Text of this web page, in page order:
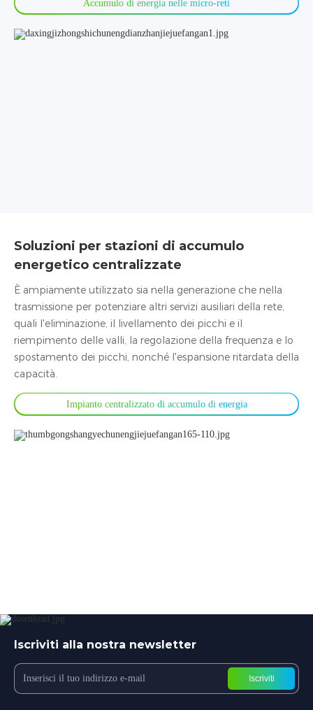
Accumulo di energia nelle micro-reti
Soluzioni per stazioni di accumulo
energetico centralizzate
È ampiamente utilizzato sia nella generazione che nella
trasmissione per potenziare altri servizi ausiliari della rete,
quali l'eliminazione, il livellamento dei picchi e il
riempimento delle valli, la regolazione della frequenza e lo
spostamento dei picchi, nonché l'espansione ritardata della
capacità.
Impianto centralizzato di accumulo di energia
Iscriviti alla nostra newsletter
Iscriviti